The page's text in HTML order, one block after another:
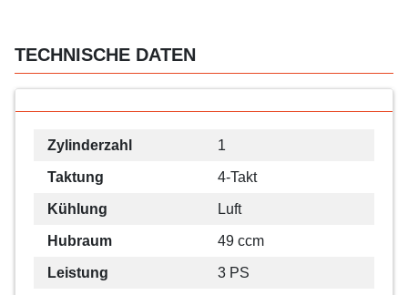
TECHNISCHE DATEN
Zylinderzahl 1
Taktung 4-Takt
Kühlung Luft
Hubraum 49 ccm
Leistung 3 PS